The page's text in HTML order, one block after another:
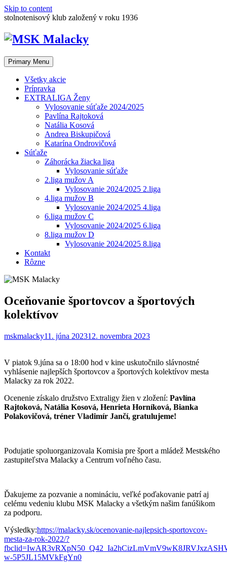
Skip to content
stolnotenisový klub založený v roku 1936
Primary Menu
Všetky akcie
Prípravka
EXTRALIGA Ženy
Vylosovanie súťaže 2024/2025
Pavlína Rajtoková
Natália Kosová
Andrea Biskupičová
Katarína Ondrovičová
Súťaže
Záhorácka žiacka liga
Vylosovanie súťaže
2.liga mužov A
Vylosovanie 2024/2025 2.liga
4.liga mužov B
Vylosovanie 2024/2025 4.liga
6.liga mužov C
Vylosovanie 2024/2025 6.liga
8.liga mužov D
Vylosovanie 2024/2025 8.liga
Kontakt
Rôzne
Oceňovanie športovcov a športových
kolektívov
mskmalacky11. júna 202312. novembra 2023
V piatok 9.júna sa o 18:00 hod v kine uskutočnilo slávnostné
vyhlásenie najlepších športovcov a športových kolektívov mesta
Malacky za rok 2022.
Ocenenie získalo družstvo Extraligy žien v zložení: Pavlína
Rajtoková, Natália Kosová, Henrieta Horníková, Bianka
Polakovičová, tréner Vladimír Jančí, gratulujeme!
Podujatie spoluorganizovala Komisia pre šport a mládež Mestského
zastupiteľstva Malacky a Centrum voľného času.
Ďakujeme za pozvanie a nomináciu, veľké poďakovanie patrí aj
celému vedeniu klubu MSK Malacky a všetkým našim fanúšikom
za podporu.
Výsledky:https://malacky.sk/ocenovanie-najlepsich-sportovcov-
mesta-za-rok-2022/?
w-5P5JL15MVkFgYn0